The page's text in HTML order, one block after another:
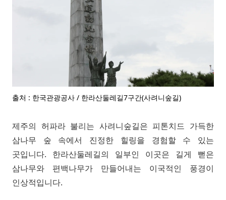
출처 : 한국관광공사 / 한라산둘레길7구간(사려니숲길)
제주의 허파라 불리는 사려니숲길은 피톤치드 가득한
삼나무 숲 속에서 진정한 힐링을 경험할 수 있는
곳입니다. 한라산둘레길의 일부인 이곳은 길게 뻗은
삼나무와 편백나무가 만들어내는 이국적인 풍경이
인상적입니다.